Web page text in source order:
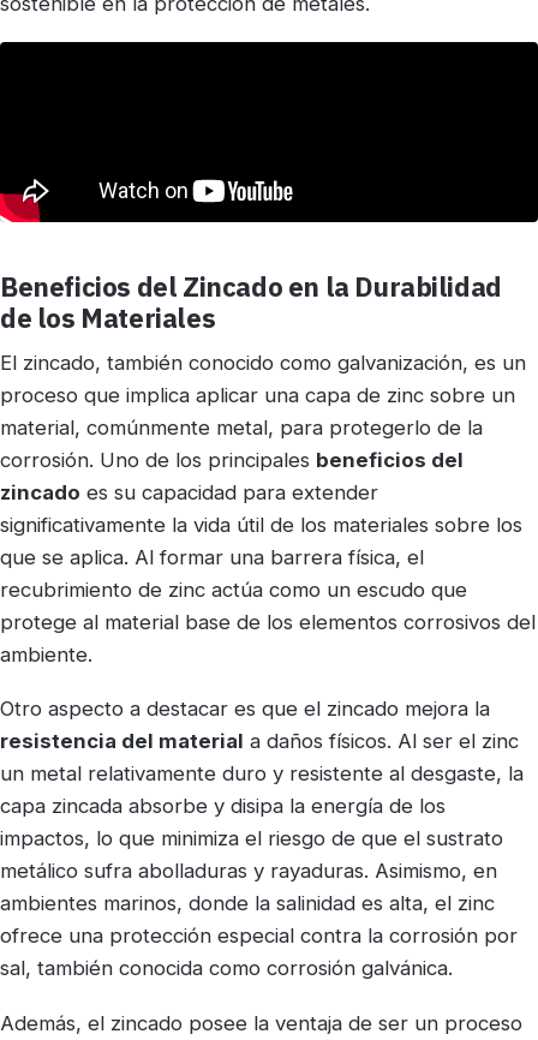
Beneficios del Zincado en la Durabilidad
de los Materiales
El zincado, también conocido como galvanización, es un
proceso que implica aplicar una capa de zinc sobre un
material, comúnmente metal, para protegerlo de la
corrosión. Uno de los principales beneficios del
zincado es su capacidad para extender
significativamente la vida útil de los materiales sobre los
que se aplica. Al formar una barrera física, el
recubrimiento de zinc actúa como un escudo que
protege al material base de los elementos corrosivos del
ambiente.
Otro aspecto a destacar es que el zincado mejora la
resistencia del material a daños físicos. Al ser el zinc
un metal relativamente duro y resistente al desgaste, la
capa zincada absorbe y disipa la energía de los
impactos, lo que minimiza el riesgo de que el sustrato
metálico sufra abolladuras y rayaduras. Asimismo, en
ambientes marinos, donde la salinidad es alta, el zinc
ofrece una protección especial contra la corrosión por
sal, también conocida como corrosión galvánica.
Además, el zincado posee la ventaja de ser un proceso